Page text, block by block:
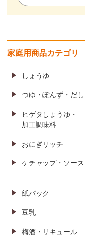
家庭用商品カテゴリ
しょうゆ
つゆ・ぽんず・だし
ヒゲタしょうゆ・
加工調味料
おにぎリッチ
ケチャップ・ソース
紙パック
豆乳
梅酒・リキュール